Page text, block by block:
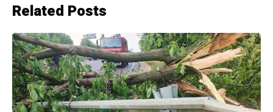
Related Posts